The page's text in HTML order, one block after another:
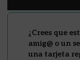
¿Crees que
amig@ o un
una tarjeta